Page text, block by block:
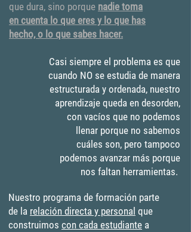
que dura, sino porque nadie toma
en cuenta lo que eres y lo que has
hecho, o lo que sabes hacer.
Casi siempre el problema es que
cuando NO se estudia de manera
estructurada y ordenada, nuestro
aprendizaje queda en desorden,
con vacíos que no podemos
llenar porque no sabemos
cuáles son, pero tampoco
podemos avanzar más porque
nos faltan herramientas.
Nuestro programa de formación parte
de la relación directa y personal que
construimos con cada estudiante a